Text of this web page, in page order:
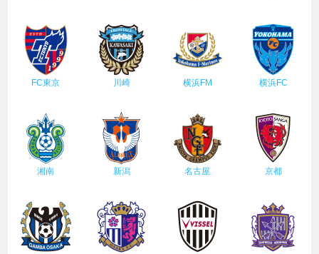
FC東京 川崎 横浜FM 横浜FC
湘南 新潟 名古屋 京都